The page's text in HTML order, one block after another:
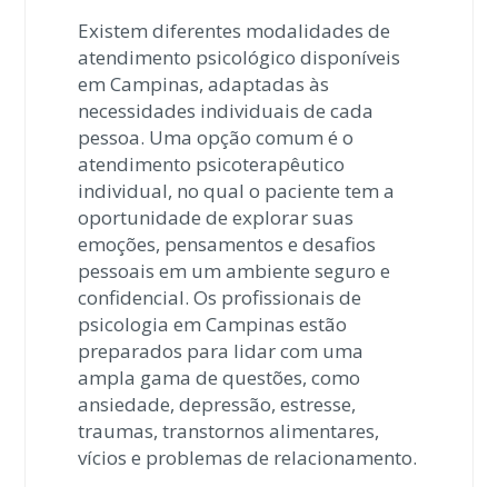
Existem diferentes modalidades de
atendimento psicológico disponíveis
em Campinas, adaptadas às
necessidades individuais de cada
pessoa. Uma opção comum é o
atendimento psicoterapêutico
individual, no qual o paciente tem a
oportunidade de explorar suas
emoções, pensamentos e desafios
pessoais em um ambiente seguro e
confidencial. Os profissionais de
psicologia em Campinas estão
preparados para lidar com uma
ampla gama de questões, como
ansiedade, depressão, estresse,
traumas, transtornos alimentares,
vícios e problemas de relacionamento.